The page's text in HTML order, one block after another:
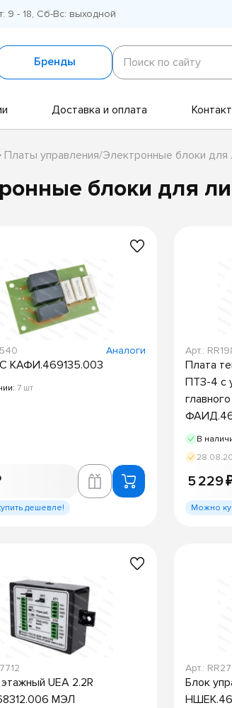
9 - 18, Сб-Вс: выходной
Бренды
Поиск
по
сайту
Поиск по сайту
Доставка и оплата
Платы управления/Электронные блоки для
блоки для
Аналоги
КАФИ.469135.003
7 шт
дешевле!
Арт.:
Плата
ПТЗ-4 с
В
5 229
Можно
UEA 2.2R
МЭЛ
Арт.:
Блок